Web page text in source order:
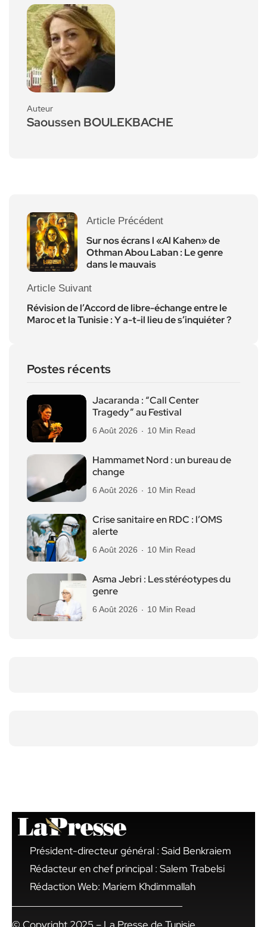
Auteur
Saoussen BOULEKBACHE
Article Précédent
Sur nos écrans l «Al Kahen» de
Othman Abou Laban : Le genre
dans le mauvais
Article Suivant
Révision de l’Accord de libre-échange entre le
Maroc et la Tunisie : Y a-t-il lieu de s’inquiéter ?
Postes récents
Jacaranda : “Call Center
Tragedy” au Festival
6 Août 2026 10 Min Read
Hammamet Nord : un bureau de
change
6 Août 2026 10 Min Read
Crise sanitaire en RDC : l’OMS
alerte
6 Août 2026 10 Min Read
Asma Jebri : Les stéréotypes du
genre
6 Août 2026 10 Min Read
Président-directeur général : Said Benkraiem
Rédacteur en chef principal : Salem Trabelsi
Rédaction Web: Mariem Khdimmallah